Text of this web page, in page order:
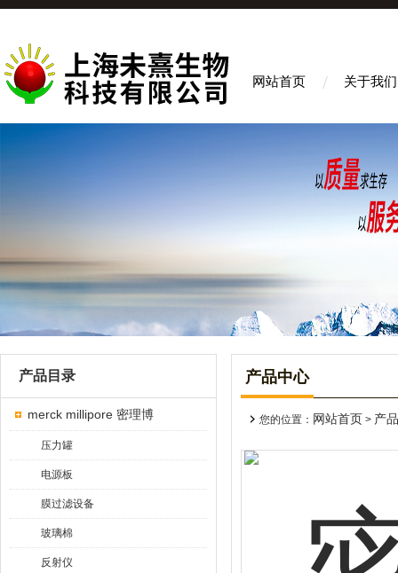
网站首页 关于我们
产品目录
merck millipore 密理博
压力罐
电源板
膜过滤设备
玻璃棉
反射仪
产品中心
您的位置： 网站首页 > 产